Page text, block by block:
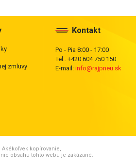
zmluvy
Kontakt
Po - Pia 8:00 - 17:00
Tel.: +420 604 750 150
E-mail: info@rajpneu.sk
Akékoľvek kopírovanie,
obsahu tohto webu je zakázané.